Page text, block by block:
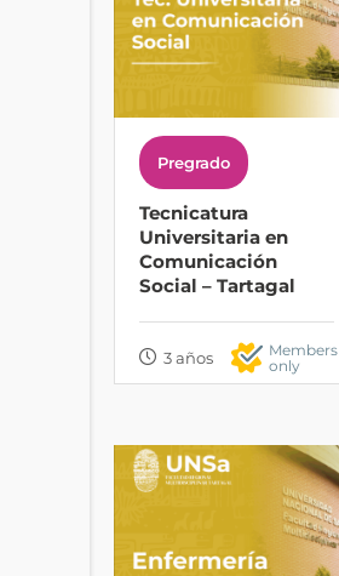
Pregrado
Tecnicatura
Universitaria en
Comunicación
Social – Tartagal
3 años
Members
only